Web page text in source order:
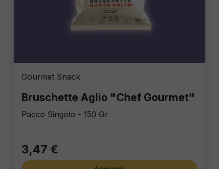
Gourmet Snack
Bruschette Aglio "Chef Gourmet"
Pacco Singolo - 150 Gr
3,47 €